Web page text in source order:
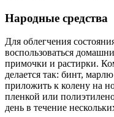
Народные средства
Для облегчения
воспользоваться
примочки и растирки.
делается так: бинт,
приложить к колену на
пленкой или
день в течение